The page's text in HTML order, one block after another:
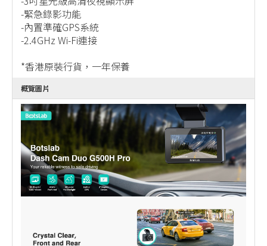
-緊急錄影功能
-內置準確GPS系統
-2.4GHz Wi-Fi連接
*香港原裝行貨，一年保養
概覽圖片